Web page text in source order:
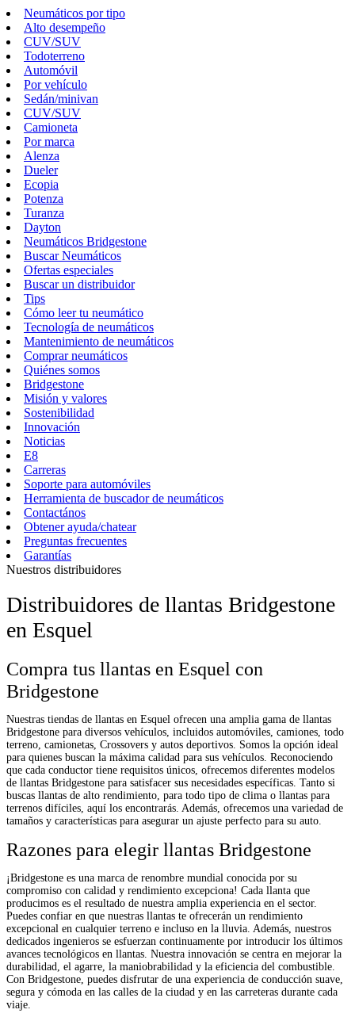
Neumáticos por tipo
Alto desempeño
CUV/SUV
Todoterreno
Automóvil
Por vehículo
Sedán/minivan
CUV/SUV
Camioneta
Por marca
Alenza
Dueler
Ecopia
Potenza
Turanza
Dayton
Neumáticos Bridgestone
Buscar Neumáticos
Ofertas especiales
Buscar un distribuidor
Tips
Cómo leer tu neumático
Tecnología de neumáticos
Mantenimiento de neumáticos
Comprar neumáticos
Quiénes somos
Bridgestone
Misión y valores
Sostenibilidad
Innovación
Noticias
E8
Carreras
Soporte para automóviles
Herramienta de buscador de neumáticos
Contactános
Obtener ayuda/chatear
Preguntas frecuentes
Garantías
Nuestros distribuidores
Distribuidores de llantas Bridgestone
en Esquel
Compra tus llantas en Esquel con
Bridgestone
Nuestras tiendas de llantas en Esquel ofrecen una amplia gama de llantas
Bridgestone para diversos vehículos, incluidos automóviles, camiones, todo
terreno, camionetas, Crossovers y autos deportivos. Somos la opción ideal
para quienes buscan la máxima calidad para sus vehículos. Reconociendo
que cada conductor tiene requisitos únicos, ofrecemos diferentes modelos
de llantas Bridgestone para satisfacer sus necesidades específicas. Tanto si
buscas llantas de alto rendimiento, para todo tipo de clima o llantas para
terrenos difíciles, aquí los encontrarás. Además, ofrecemos una variedad de
tamaños y características para asegurar un ajuste perfecto para su auto.
Razones para elegir llantas Bridgestone
¡Bridgestone es una marca de renombre mundial conocida por su
compromiso con calidad y rendimiento excepciona! Cada llanta que
producimos es el resultado de nuestra amplia experiencia en el sector.
Puedes confiar en que nuestras llantas te ofrecerán un rendimiento
excepcional en cualquier terreno e incluso en la lluvia. Además, nuestros
dedicados ingenieros se esfuerzan continuamente por introducir los últimos
avances tecnológicos en llantas. Nuestra innovación se centra en mejorar la
durabilidad, el agarre, la maniobrabilidad y la eficiencia del combustible.
Con Bridgestone, puedes disfrutar de una experiencia de conducción suave,
segura y cómoda en las calles de la ciudad y en las carreteras durante cada
viaje.